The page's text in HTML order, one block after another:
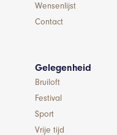
Wensenlijst
Contact
Gelegenheid
Bruiloft
Festival
Sport
Vrije tijd